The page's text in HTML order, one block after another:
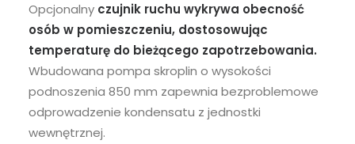
Opcjonalny czujnik ruchu wykrywa obecność
osób w pomieszczeniu, dostosowując
temperaturę do bieżącego zapotrzebowania.
Wbudowana pompa skroplin o wysokości
podnoszenia 850 mm zapewnia bezproblemowe
odprowadzenie kondensatu z jednostki
wewnętrznej.